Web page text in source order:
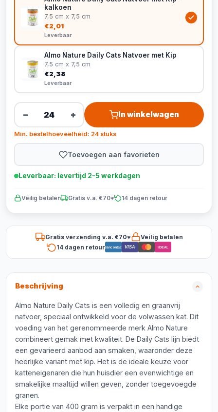
kalkoen
7,5 cm x 7,5 cm
€2,01
Leverbaar
Almo Nature Daily Cats Natvoer met Kip
7,5 cm x 7,5 cm
€2,38
Leverbaar
− + In winkelwagen
Min. bestelhoeveelheid: 24 stuks
Toevoegen aan favorieten
Leverbaar: levertijd 2-5 werkdagen
Veilig betalen Gratis v.a. €70* 14 dagen retour
Gratis verzending v.a. €70*
Veilig betalen
14 dagen retourBancontact VISA iDEAL
Beschrijving
Almo Nature Daily Cats is een volledig en graanvrij
natvoer, speciaal ontwikkeld voor de volwassen kat. Dit
voeding van het gerenommeerde merk Almo Nature
combineert gemak met kwaliteit. De Daily Cats lijn biedt
een gevarieerd aanbod aan smaken, waaronder deze
heerlijke variant met kip. Het is de ideale keuze voor
katteneigenaren die hun huisdier een evenwichtige en
smakelijke maaltijd willen geven, zonder toegevoegde
granen.
Elke portie van 400 gram is verpakt in een handige